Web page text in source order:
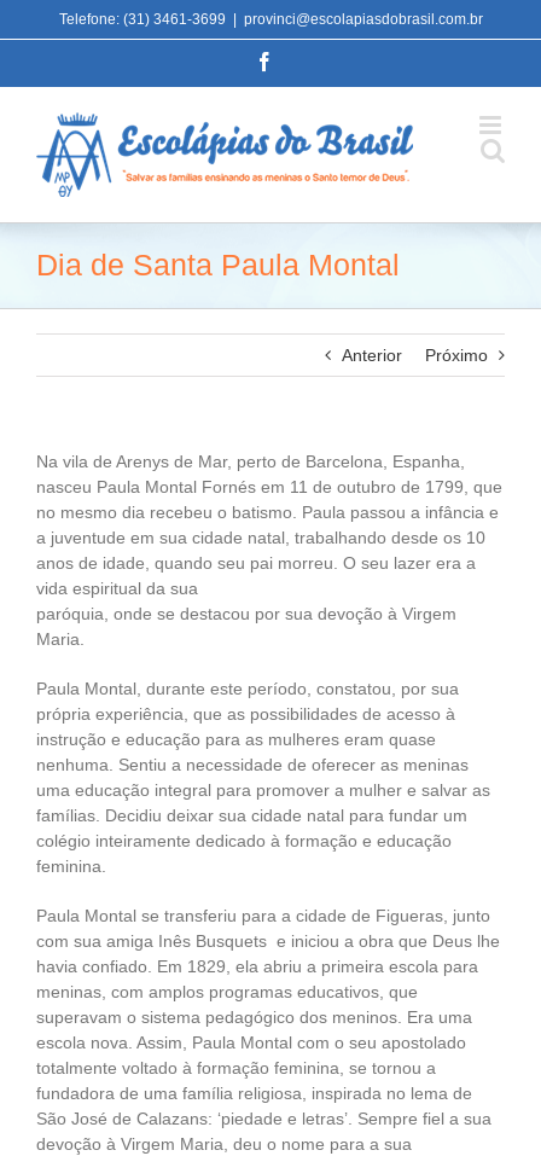
para
conteúdo
Telefone: (31) 3461-3699 provinci@escolapiasdobrasil.com.br
Dia de Santa Paula Montal
Anterior Próximo
Na vila de Arenys de Mar, perto de Barcelona, Espanha,
nasceu Paula Montal Fornés em 11 de outubro de 1799, que
no mesmo dia recebeu o batismo. Paula passou a infância e
a juventude em sua cidade natal, trabalhando desde os 10
anos de idade, quando seu pai morreu. O seu lazer era a
vida espiritual da sua
paróquia, onde se destacou por sua devoção à Virgem
Maria.
Paula Montal, durante este período, constatou, por sua
própria experiência, que as possibilidades de acesso à
instrução e educação para as mulheres eram quase
nenhuma. Sentiu a necessidade de oferecer as meninas
uma educação integral para promover a mulher e salvar as
famílias. Decidiu deixar sua cidade natal para fundar um
colégio inteiramente dedicado à formação e educação
feminina.
Paula Montal se transferiu para a cidade de Figueras, junto
com sua amiga Inês Busquets e iniciou a obra que Deus lhe
havia confiado. Em 1829, ela abriu a primeira escola para
meninas, com amplos programas educativos, que
superavam o sistema pedagógico dos meninos. Era uma
escola nova. Assim, Paula Montal com o seu apostolado
totalmente voltado à formação feminina, se tornou a
fundadora de uma família religiosa, inspirada no lema de
São José de Calazans: ‘piedade e letras’. Sempre fiel a sua
devoção à Virgem Maria, deu o nome para a sua